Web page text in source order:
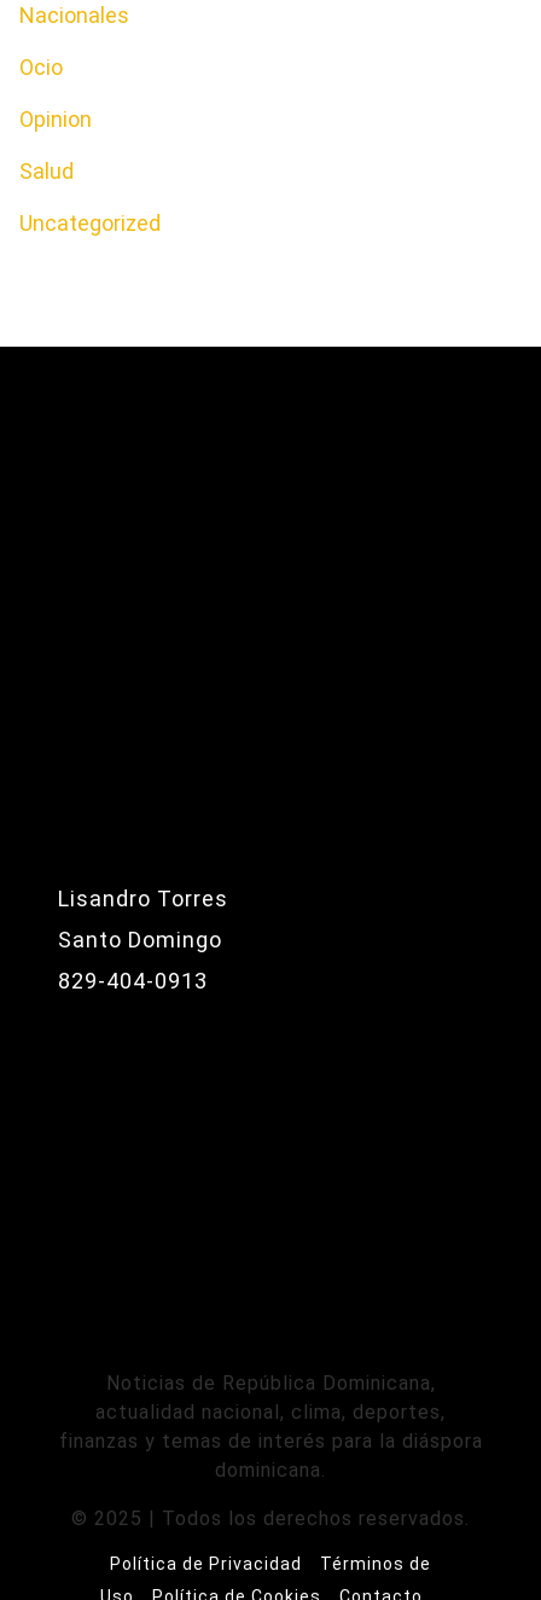
Nacionales
Ocio
Opinion
Salud
Uncategorized
Lisandro Torres
Santo Domingo
829-404-0913
Noticias de República Dominicana,
actualidad nacional, clima, deportes,
finanzas y temas de interés para la diáspora
dominicana.
© 2025 | Todos los derechos reservados.
Política de Privacidad
Términos de
Uso
Política de Cookies Contacto